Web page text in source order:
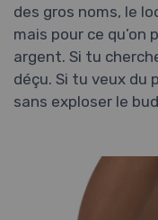
des gros noms, le
mais pour ce qu’on
argent. Si tu
déçu. Si tu veux
sans exploser le